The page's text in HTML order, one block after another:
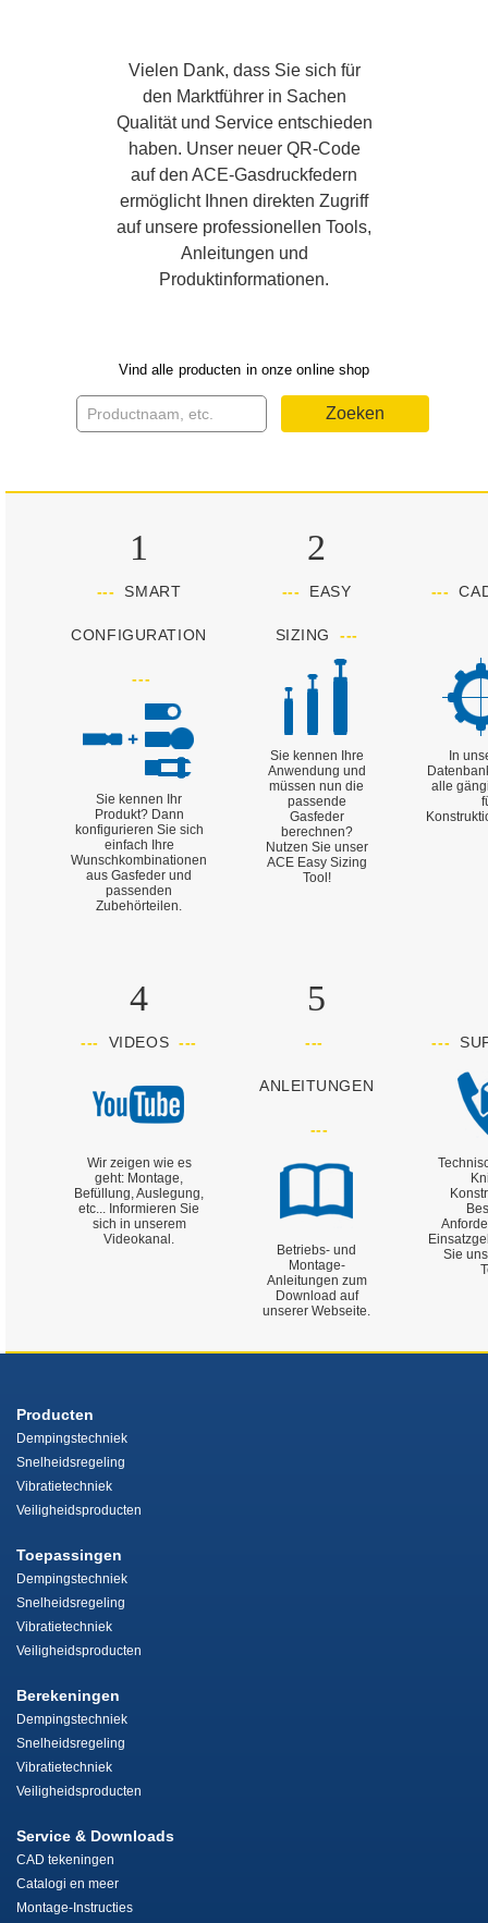
Vielen Dank, dass Sie sich für
den Marktführer in Sachen
Qualität und Service entschieden
haben. Unser neuer QR-Code
auf den ACE-Gasdruckfedern
ermöglicht Ihnen direkten Zugriff
auf unsere professionellen Tools,
Anleitungen und
Produktinformationen.
Vind alle producten in onze online shop
Zoeken
1
--- SMART
CONFIGURATION
---
Sie kennen Ihr
Produkt? Dann
konfigurieren Sie sich
einfach Ihre
Wunschkombinationen
aus Gasfeder und
passenden
Zubehörteilen.
2
--- EASY
SIZING ---
Sie kennen Ihre
Anwendung und
müssen nun die
passende
Gasfeder
berechnen?
Nutzen Sie unser
ACE Easy Sizing
Tool!
---
In
alle
4
--- VIDEOS---
Wir zeigen wie es
geht: Montage,
Befüllung, Auslegung,
etc... Informieren Sie
sich in unserem
Videokanal.
5
---
ANLEITUNGEN
---
Betriebs- und
Montage-
Anleitungen zum
Download auf
unserer Webseite.
---
Sie
Producten
Dempingstechniek
Snelheidsregeling
Vibratietechniek
Veiligheidsproducten
Toepassingen
Dempingstechniek
Snelheidsregeling
Vibratietechniek
Veiligheidsproducten
Berekeningen
Dempingstechniek
Snelheidsregeling
Vibratietechniek
Veiligheidsproducten
Service & Downloads
CAD tekeningen
Catalogi en meer
Montage-Instructies